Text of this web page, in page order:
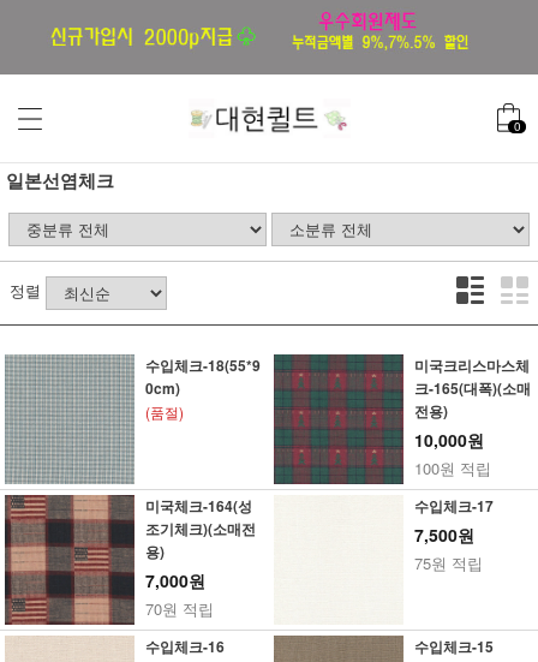
0
일본선염체크
정렬
수입체크-18(55*9
0cm)
(품절)
미국크리스마스체
크-165(대폭)(소매
전용)
10,000원
100원 적립
미국체크-164(성
조기체크)(소매전
용)
7,000원
70원 적립
수입체크-17
7,500원
75원 적립
수입체크-16 수입체크-15